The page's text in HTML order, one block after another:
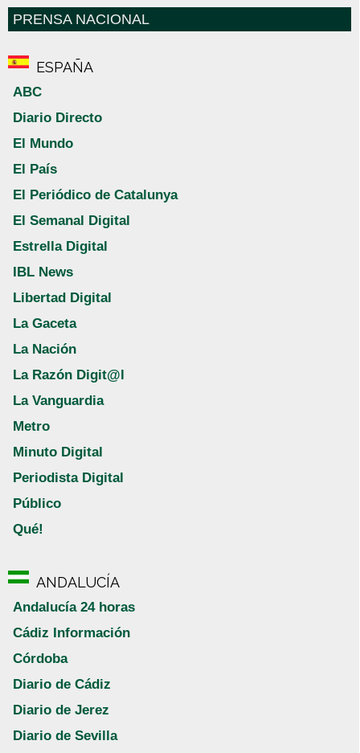
PRENSA NACIONAL
ESPAÑA
ABC
Diario Directo
El Mundo
El País
El Periódico de Catalunya
El Semanal Digital
Estrella Digital
IBL News
Libertad Digital
La Gaceta
La Nación
La Razón Digit@l
La Vanguardia
Metro
Minuto Digital
Periodista Digital
Público
Qué!
ANDALUCÍA
Andalucía 24 horas
Cádiz Información
Córdoba
Diario de Cádiz
Diario de Jerez
Diario de Sevilla